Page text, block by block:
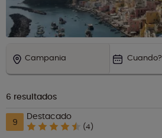
Campania Cuando?
6 resultados
9 Destacado
(4)